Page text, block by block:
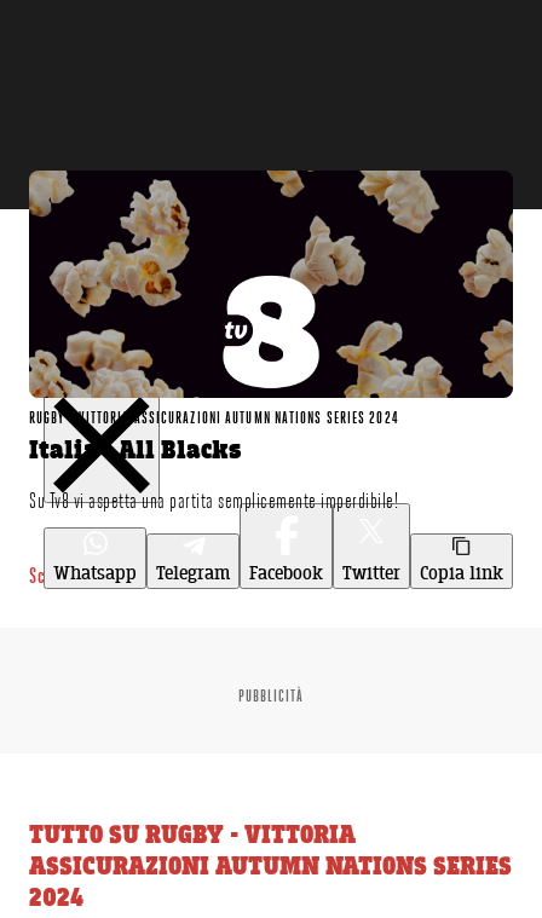
Condividi
Whatsapp Telegram Facebook Twitter Copia link
RUGBY - VITTORIA ASSICURAZIONI AUTUMN NATIONS SERIES 2024
Italia - All Blacks
Su Tv8 vi aspetta una partita semplicemente imperdibile!
Scopri di più
PUBBLICITÀ
TUTTO SU RUGBY - VITTORIA
ASSICURAZIONI AUTUMN NATIONS SERIES
2024